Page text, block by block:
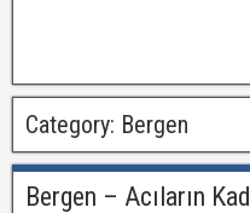
Category: Bergen
Bergen – Acıların